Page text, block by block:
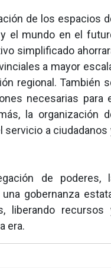
de los espacios
el mundo en el
simplificado
a mayor
regional. También
necesarias para
la organización
servicio a ciudadanos
de poderes,
gobernanza
liberando recursos
era.